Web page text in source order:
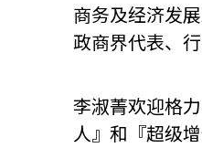
商务及经济发
政商界代表、
李淑菁欢迎格
人』和『超级